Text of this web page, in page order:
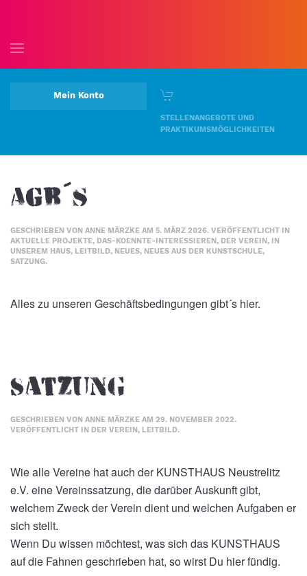
Mein Konto
STELLENANGEBOTE UND
PRAKTIKUMSMÖGLICHKEITEN
AGB´s
GESCHRIEBEN VON ANNE MÄRZKE AM 5. MÄRZ 2026. VERÖFFENTLICHT IN
AKTUELLE PROJEKTE, DAS-KOENNTE-INTERESSIEREN, DER VEREIN, IN
UNSEREM HAUS, LEITBILD, NEUES, NEUES AUS DER KUNSTSCHULE,
SATZUNG.
Alles zu unseren Geschäftsbedingungen gibt´s hier.
Satzung
GESCHRIEBEN VON ANNE MÄRZKE AM 29. NOVEMBER 2022.
VERÖFFENTLICHT IN DER VEREIN, LEITBILD.
Wie alle Vereine hat auch der KUNSTHAUS Neustrelitz
e.V. eine Vereinssatzung, die darüber Auskunft gibt,
welchem Zweck der Verein dient und welchen Aufgaben er
sich stellt.
Wenn Du wissen möchtest, was sich das KUNSTHAUS
auf die Fahnen geschrieben hat, so wirst Du hier fündig.